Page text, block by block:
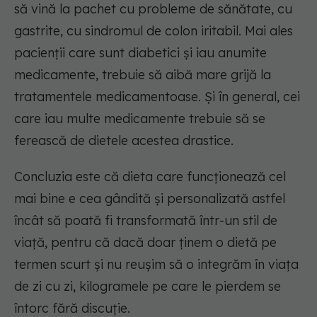
să vină la pachet cu probleme de sănătate, cu
gastrite, cu sindromul de colon iritabil. Mai ales
pacienții care sunt diabetici și iau anumite
medicamente, trebuie să aibă mare grijă la
tratamentele medicamentoase. Și în general, cei
care iau multe medicamente trebuie să se
ferească de dietele acestea drastice.
Concluzia este că dieta care funcționează cel
mai bine e cea gândită și personalizată astfel
încât să poată fi transformată într-un stil de
viață, pentru că dacă doar ținem o dietă pe
termen scurt și nu reușim să o integrăm în viața
de zi cu zi, kilogramele pe care le pierdem se
întorc fără discuție.